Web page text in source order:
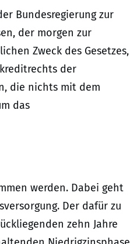
Bundesregierung zur
der morgen zur
Zweck des Gesetzes,
der
die nichts mit dem
das
werden. Dabei geht
Der dafür zu
zehn Jahre